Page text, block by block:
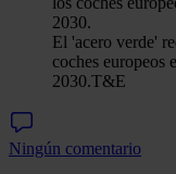
El 'acero verde'
coches europeos
2030.T&E
Ningún comentario